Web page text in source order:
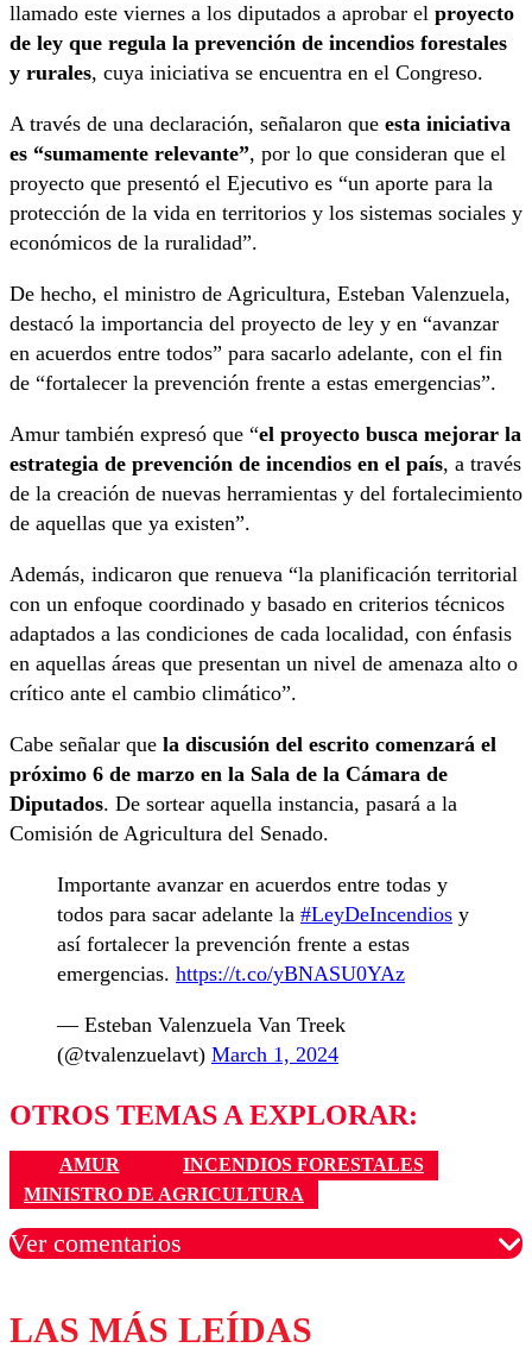
llamado este viernes a los diputados a aprobar el proyecto
de ley que regula la prevención de incendios forestales
y rurales, cuya iniciativa se encuentra en el Congreso.
A través de una declaración, señalaron que esta iniciativa
es “sumamente relevante”, por lo que consideran que el
proyecto que presentó el Ejecutivo es “un aporte para la
protección de la vida en territorios y los sistemas sociales y
económicos de la ruralidad”.
De hecho, el ministro de Agricultura, Esteban Valenzuela,
destacó la importancia del proyecto de ley y en “avanzar
en acuerdos entre todos” para sacarlo adelante, con el fin
de “fortalecer la prevención frente a estas emergencias”.
Amur también expresó que “el proyecto busca mejorar la
estrategia de prevención de incendios en el país, a través
de la creación de nuevas herramientas y del fortalecimiento
de aquellas que ya existen”.
Además, indicaron que renueva “la planificación territorial
con un enfoque coordinado y basado en criterios técnicos
adaptados a las condiciones de cada localidad, con énfasis
en aquellas áreas que presentan un nivel de amenaza alto o
crítico ante el cambio climático”.
Cabe señalar que la discusión del escrito comenzará el
próximo 6 de marzo en la Sala de la Cámara de
Diputados. De sortear aquella instancia, pasará a la
Comisión de Agricultura del Senado.
Importante avanzar en acuerdos entre todas y
todos para sacar adelante la #LeyDeIncendios y
así fortalecer la prevención frente a estas
emergencias. https://t.co/yBNASU0YAz
— Esteban Valenzuela Van Treek
(@tvalenzuelavt) March 1, 2024
OTROS TEMAS A EXPLORAR:
AMUR
INCENDIOS FORESTALES
MINISTRO DE AGRICULTURA
Ver comentarios
Los comentarios son moderados para garantizar un
diálogo respetuoso.
LAS MÁS LEÍDAS